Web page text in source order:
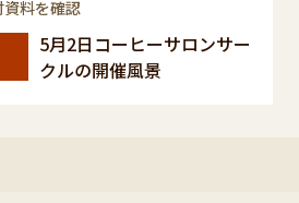
料を確認
5月2日コーヒーサロンサー
クルの開催風景